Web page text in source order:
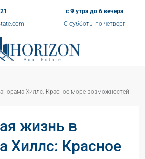
с 9 утра до 6 вечера
С субботы по четверг
Хиллс: Красное море возможностей
жизнь в
Хиллс: Красное